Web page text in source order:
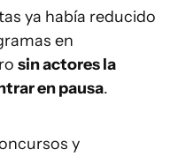
ya había reducido
en
sin actores la
en pausa.
y